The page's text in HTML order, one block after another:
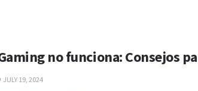
no funciona: Consejos
JULY 19, 2024